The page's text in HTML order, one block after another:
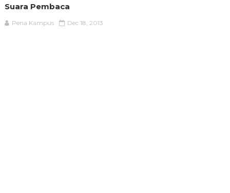
Suara Pembaca
Pena Kampus Dec 18, 2013